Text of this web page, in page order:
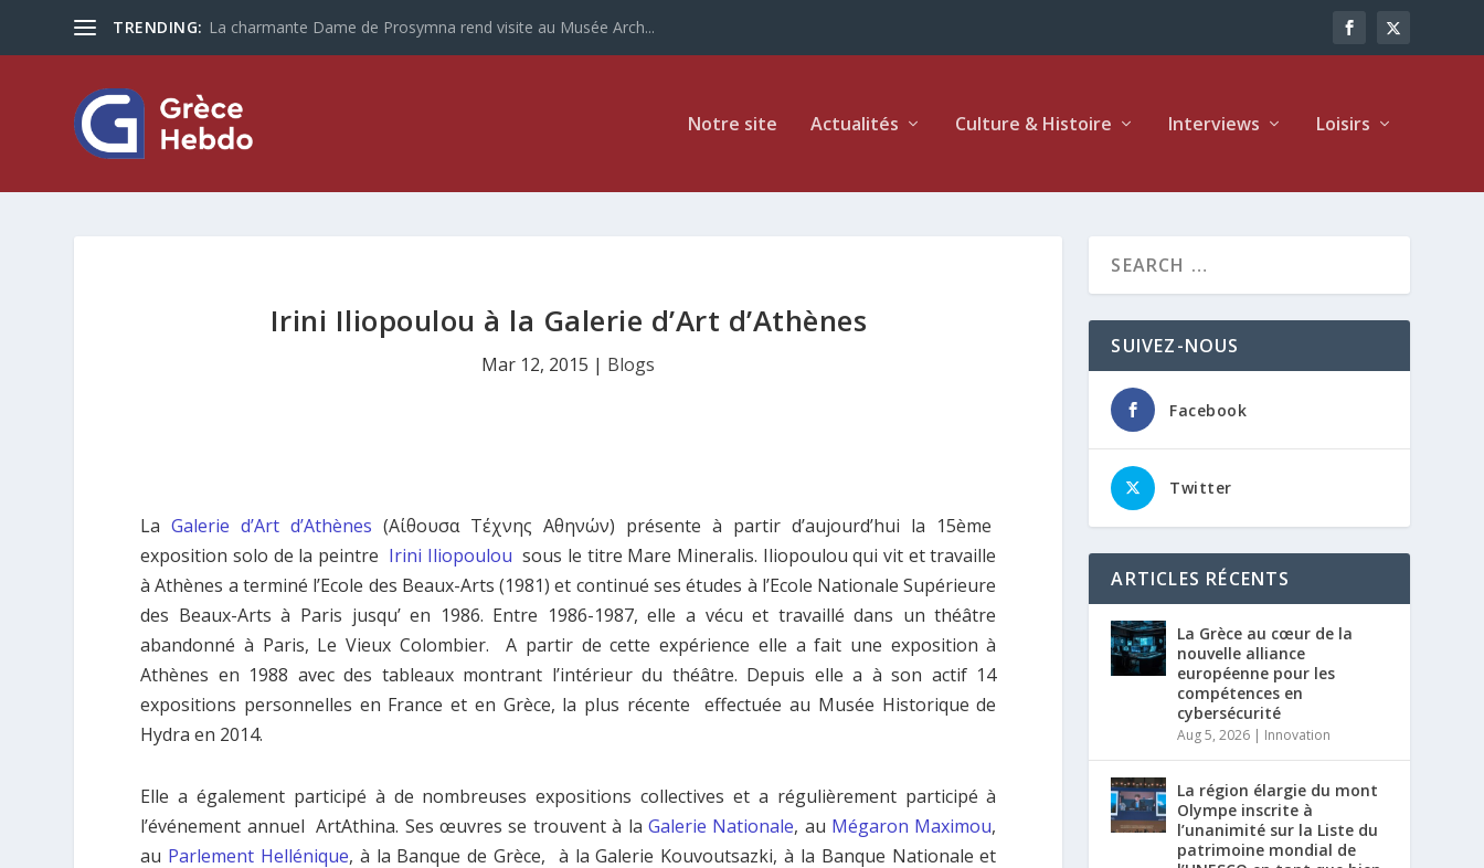
TRENDING: La charmante Dame de Prosymna rend visite au Musée Arch...
Notre site Actualités Culture & Histoire Interviews Loisirs
Irini Iliopoulou à la Galerie d’Art d’Athènes
Mar 12, 2015 | Blogs
LaGalerie d’Art d’Athènes (Αίθουσα Τέχνης Αθηνών) présente à partir d’aujourd’hui la 15ème
exposition solo de la peintre Irini Iliopoulou sous le titre Mare Mineralis. Iliopoulou qui vit et travaille
à Athènes a terminé l’Ecole des Beaux-Arts (1981) et continué ses études à l’Ecole Nationale Supérieure
des Beaux-Arts à Paris jusqu’ en 1986. Entre 1986-1987, elle a vécu et travaillé dans un théâtre
abandonné à Paris, Le Vieux Colombier. A partir de cette expérience elle a fait une exposition à
Athènes en 1988 avec des tableaux montrant l’intérieur du théâtre. Depuis elle a à son actif 14
expositions personnelles en France et en Grèce, la plus récente effectuée au Musée Historique de
Hydra en 2014.
Elle a également participé à de nombreuses expositions collectives et a régulièrement participé à
l’événement annuel ArtAthina. Ses œuvres se trouvent à la Galerie Nationale, au Mégaron Maximou,
au Parlement Hellénique, à la Banque de Grèce, à la Galerie Kouvoutsazki, à la Banque Nationale et
SUIVEZ-NOUS
Facebook
Twitter
ARTICLES RÉCENTS
La Grèce au cœur de la
nouvelle alliance
européenne pour les
compétences en
cybersécurité
Aug 5, 2026 | Innovation
La région élargie du mont
Olympe inscrite à
l’unanimité sur la Liste du
patrimoine mondial de